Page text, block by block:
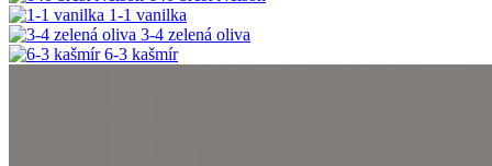
1-1 vanilka
3-4 zelená oliva
6-3 kašmír